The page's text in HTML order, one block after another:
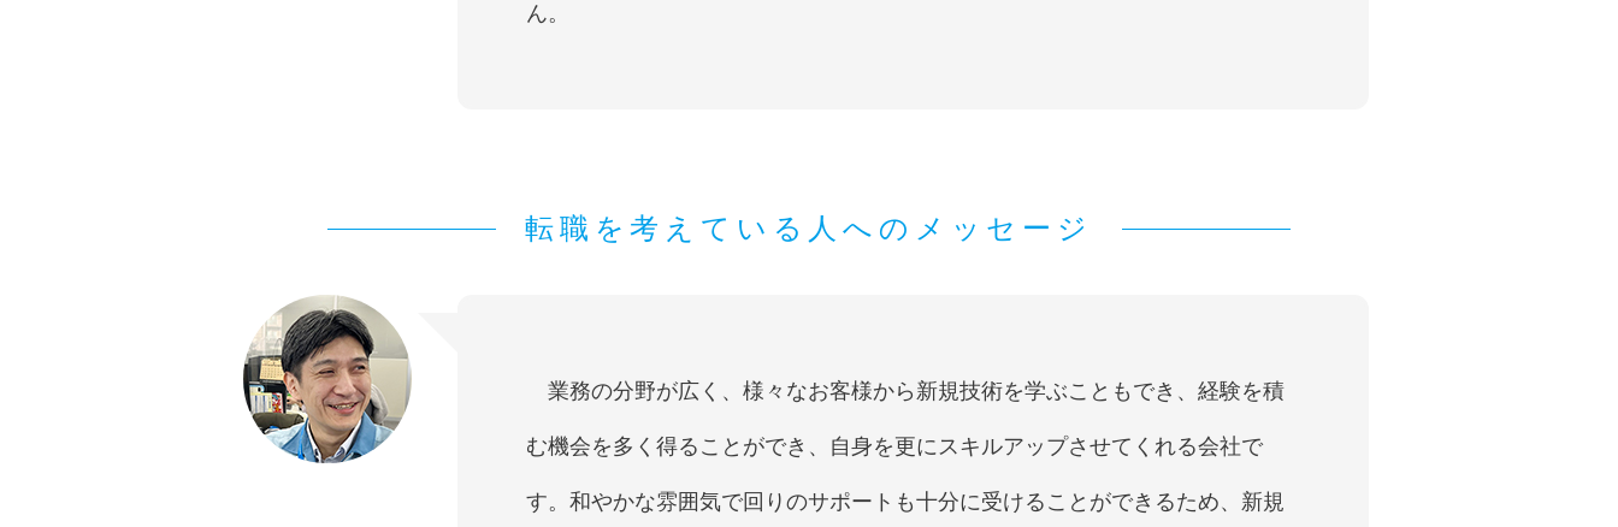
ん。
転職を考えている人へのメッセージ
業務の分野が広く、様々なお客様から新規技術を学ぶこともでき、経験を積
む機会を多く得ることができ、自身を更にスキルアップさせてくれる会社で
す。和やかな雰囲気で回りのサポートも十分に受けることができるため、新規